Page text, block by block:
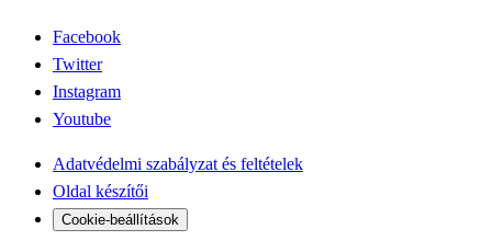
Facebook
Twitter
Instagram
Youtube
Adatvédelmi szabályzat és feltételek
Oldal készítői
Cookie-beállítások